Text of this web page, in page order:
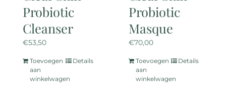
Probiotic
Cleanser
€53,50
Toevoegen
aan
winkelwagen
Details
Probiotic
Masque
€70,00
Toevoegen
aan
winkelwagen
Details